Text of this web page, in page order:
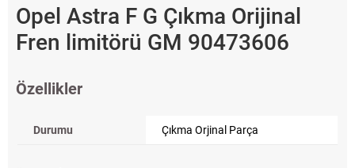
Opel Astra F G Çıkma Orijinal
Fren limitörü GM 90473606
Özellikler
Durumu Çıkma Orjinal Parça